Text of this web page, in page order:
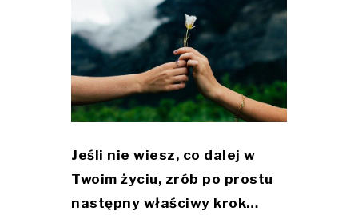
Jeśli nie wiesz, co dalej w
Twoim życiu, zrób po prostu
następny właściwy krok…